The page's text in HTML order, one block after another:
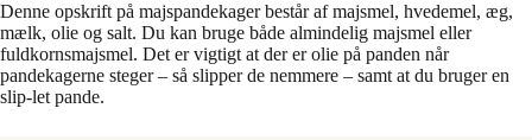
Denne opskrift på majspandekager består af majsmel, hvedemel, æg,
mælk, olie og salt. Du kan bruge både almindelig majsmel eller
fuldkornsmajsmel. Det er vigtigt at der er olie på panden når
pandekagerne steger – så slipper de nemmere – samt at du bruger en
slip-let pande.